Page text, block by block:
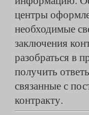
центры
необходимые
заключения
разобраться в
получить
связанные с
контракту.